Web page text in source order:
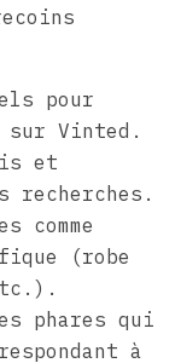
pour
sur Vinted.
et
recherches.
comme
(robe
phares qui
à